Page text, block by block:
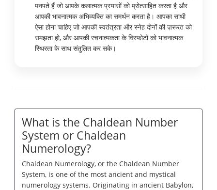
पनपते हैं जो आपके कलात्मक प्रयासों को प्रोत्साहित करता है और
आपकी भावनात्मक अभिव्यक्ति का समर्थन करता है। आपका साथी
ऐसा होना चाहिए जो आपकी स्वतंत्रता और स्नेह दोनों की ज़रूरत को
समझता हो, और आपकी रचनात्मकता के विस्फोटों को भावनात्मक
स्थिरता के साथ संतुलित कर सके।
What is the Chaldean Number
System or Chaldean
Numerology?
Chaldean Numerology, or the Chaldean Number
System, is one of the most ancient and mystical
numerology systems. Originating in ancient Babylon,